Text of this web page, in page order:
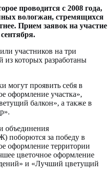
проводится с 2008 года,
вологжан, стремящихся
Прием заявок на участие
участников на три
из которых разработаны
могут проявить себя в
оформление участка»,
балкон», а также в
объединения
за победу в
оформление территории
цветочное оформление
и «Лучший цветущий